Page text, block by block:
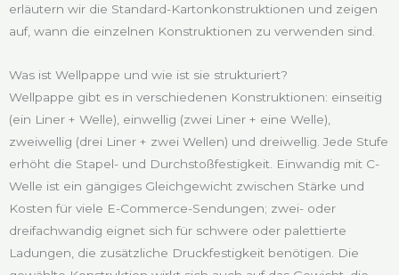
erläutern wir die Standard-Kartonkonstruktionen und zeigen
auf, wann die einzelnen Konstruktionen zu verwenden sind.
Was ist Wellpappe und wie ist sie strukturiert?
Wellpappe gibt es in verschiedenen Konstruktionen: einseitig
(ein Liner + Welle), einwellig (zwei Liner + eine Welle),
zweiwellig (drei Liner + zwei Wellen) und dreiwellig. Jede Stufe
erhöht die Stapel- und Durchstoßfestigkeit. Einwandig mit C-
Welle ist ein gängiges Gleichgewicht zwischen Stärke und
Kosten für viele E-Commerce-Sendungen; zwei- oder
dreifachwandig eignet sich für schwere oder palettierte
Ladungen, die zusätzliche Druckfestigkeit benötigen. Die